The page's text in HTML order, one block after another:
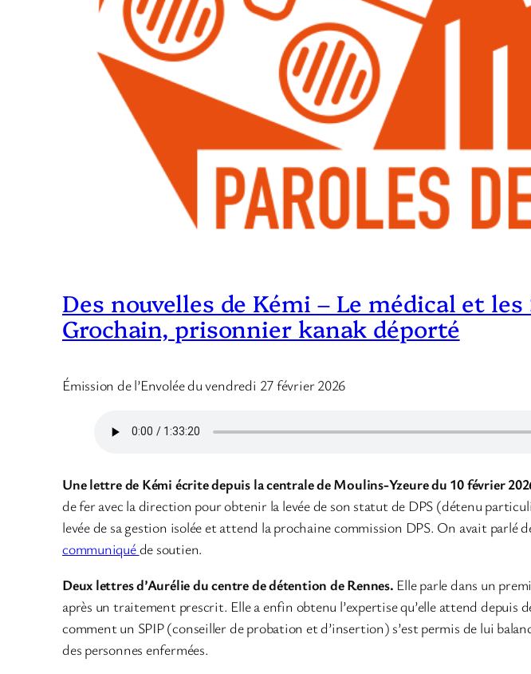
Des nouvelles de Kémi – Le médical et
Grochain, prisonnier kanak déporté
Émission de l’Envolée du vendredi 27 février 2026
Une lettre de Kémi écrite depuis la centrale de Moulins-Yzeure du 10 février
de fer avec la direction pour obtenir la levée de son statut de DPS (détenu
levée de sa gestion isolée et attend la prochaine commission DPS. On avait parlé
communiquéde soutien.
Deux lettres d’Aurélie du centre de détention de Rennes. Elle parle dans un
après un traitement prescrit. Elle a enfin obtenu l’expertise qu’elle attend depuis
comment un SPIP (conseiller de probation et d’insertion) s’est permis de lui
des personnes enfermées.